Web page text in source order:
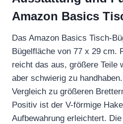
Amazon Basics
Das Amazon Basics Tisch-
Bügelfläche von 77 x 29 cm.
reicht das aus, größere Teile
aber schwierig zu
Vergleich zu größeren
Positiv ist der V-förmige
Aufbewahrung erleichtert.